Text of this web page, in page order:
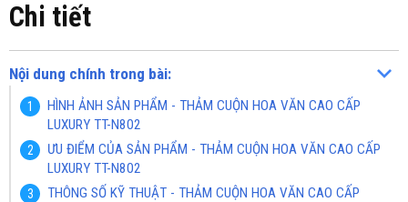
Chi tiết
Nội dung chính trong bài:
HÌNH ẢNH SẢN PHẨM - THẢM CUỘN HOA VĂN CAO CẤP
LUXURY TT-N802
ƯU ĐIỂM CỦA SẢN PHẨM - THẢM CUỘN HOA VĂN CAO CẤP
LUXURY TT-N802
THÔNG SỐ KỸ THUẬT - THẢM CUỘN HOA VĂN CAO CẤP